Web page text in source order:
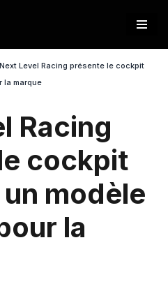
Next Level Racing présente le cockpit
la marque
Racing
cockpit
modèle
la